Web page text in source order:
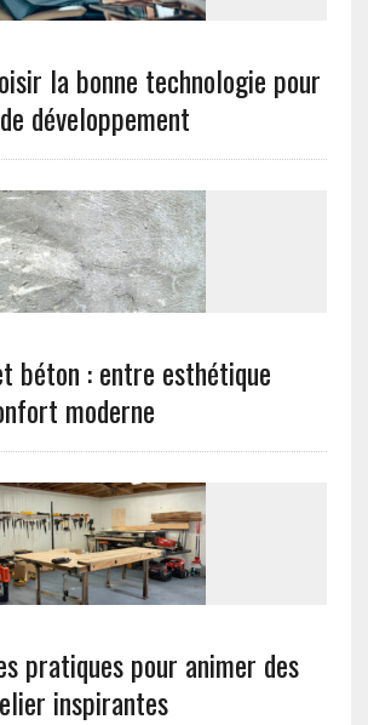
la bonne technologie pour
développement
béton : entre esthétique
moderne
pratiques pour animer des
inspirantes